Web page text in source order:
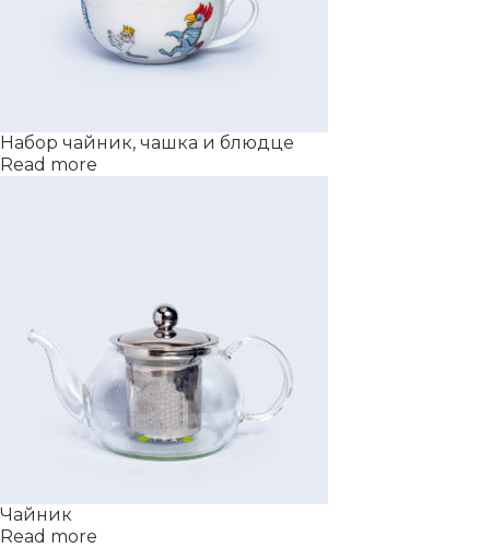
Набор чайник, чашка и блюдце
Read more
Чайник
Read more